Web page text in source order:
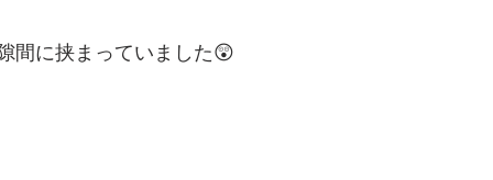
間に挟まっていました😲